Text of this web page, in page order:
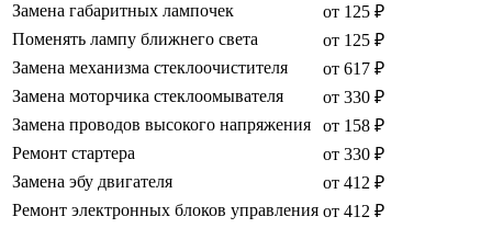
Замена габаритных лампочек
от 125 ₽
Поменять лампу ближнего света
от 125 ₽
Замена механизма стеклоочистителя
от 617 ₽
Замена моторчика стеклоомывателя
от 330 ₽
Замена проводов высокого напряжения
от 158 ₽
Ремонт стартера
от 330 ₽
Замена эбу двигателя
от 412 ₽
Ремонт электронных блоков управления от 412 ₽